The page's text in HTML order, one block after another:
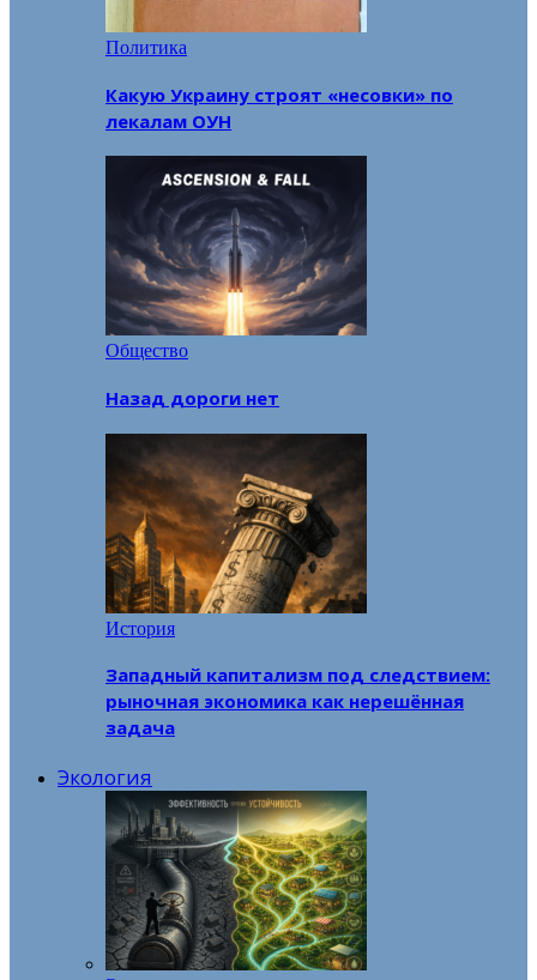
Политика
Какую Украину строят «несовки» по
лекалам ОУН
Общество
Назад дороги нет
История
Западный капитализм под следствием:
рыночная экономика как нерешённая
задача
Экология